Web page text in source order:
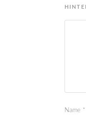
Name *